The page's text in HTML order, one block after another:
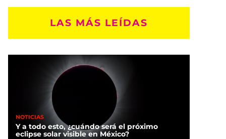
LAS MÁS LEÍDAS
NOTICIAS
Y a todo esto, ¿cuándo será el próximo
eclipse solar visible en México?